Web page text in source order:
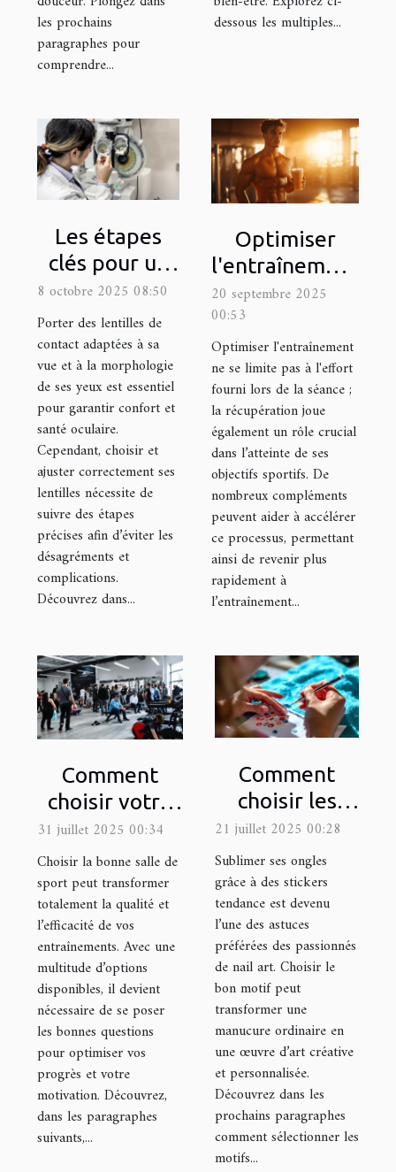
les prochains
paragraphes pour
comprendre...
dessous les multiples...
Les étapes
clés pour un
ajustement
parfait de
lentilles de
contact
8 octobre 2025 08:50
Porter des lentilles de
contact adaptées à sa
vue et à la morphologie
de ses yeux est essentiel
pour garantir confort et
santé oculaire.
Cependant, choisir et
ajuster correctement ses
lentilles nécessite de
suivre des étapes
précises afin d’éviter les
désagréments et
complications.
Découvrez dans...
Optimiser
l'entraînement
: Quels
compléments
pour la
récupération
rapide ?
20 septembre 2025
00:53
Optimiser l'entraînement
ne se limite pas à l'effort
fourni lors de la séance ;
la récupération joue
également un rôle crucial
dans l’atteinte de ses
objectifs sportifs. De
nombreux compléments
peuvent aider à accélérer
ce processus, permettant
ainsi de revenir plus
rapidement à
l’entraînement...
Comment
choisir votre
prochaine
salle de sport
pour
maximiser vos
entraînements
?
31 juillet 2025 00:34
Choisir la bonne salle de
sport peut transformer
totalement la qualité et
l’efficacité de vos
entraînements. Avec une
multitude d’options
disponibles, il devient
nécessaire de se poser
les bonnes questions
pour optimiser vos
progrès et votre
motivation. Découvrez,
dans les paragraphes
suivants,...
Comment
choisir les
meilleurs
motifs de
stickers pour
sublimer vos
ongles ?
21 juillet 2025 00:28
Sublimer ses ongles
grâce à des stickers
tendance est devenu
l’une des astuces
préférées des passionnés
de nail art. Choisir le
bon motif peut
transformer une
manucure ordinaire en
une œuvre d’art créative
et personnalisée.
Découvrez dans les
prochains paragraphes
comment sélectionner les
motifs...